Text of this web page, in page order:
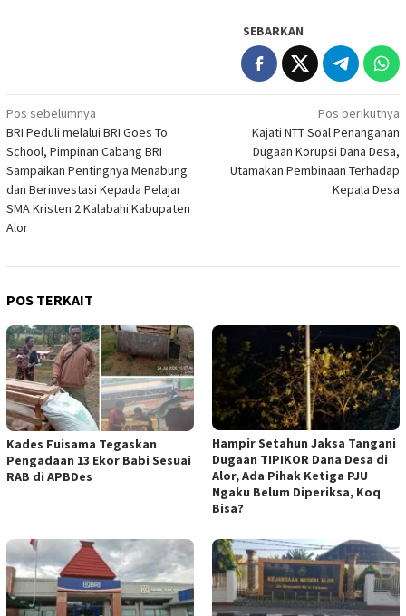
SEBARKAN
Navigasi
pos
Pos sebelumnya
BRI Peduli melalui BRI Goes To
School, Pimpinan Cabang BRI
Sampaikan Pentingnya Menabung
dan Berinvestasi Kepada Pelajar
SMA Kristen 2 Kalabahi Kabupaten
Alor
Pos berikutnya
Kajati NTT Soal Penanganan
Dugaan Korupsi Dana Desa,
Utamakan Pembinaan Terhadap
Kepala Desa
POS TERKAIT
Kades Fuisama Tegaskan
Pengadaan 13 Ekor Babi Sesuai
RAB di APBDes
Hampir Setahun Jaksa Tangani
Dugaan TIPIKOR Dana Desa di
Alor, Ada Pihak Ketiga PJU
Ngaku Belum Diperiksa, Koq
Bisa?